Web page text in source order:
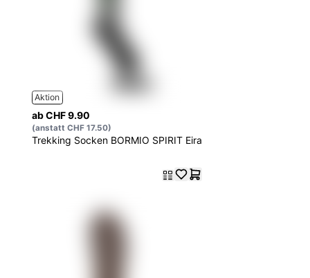
Aktion
ab CHF 9.90
(anstatt CHF 17.50)
Trekking Socken BORMIO SPIRIT Eira